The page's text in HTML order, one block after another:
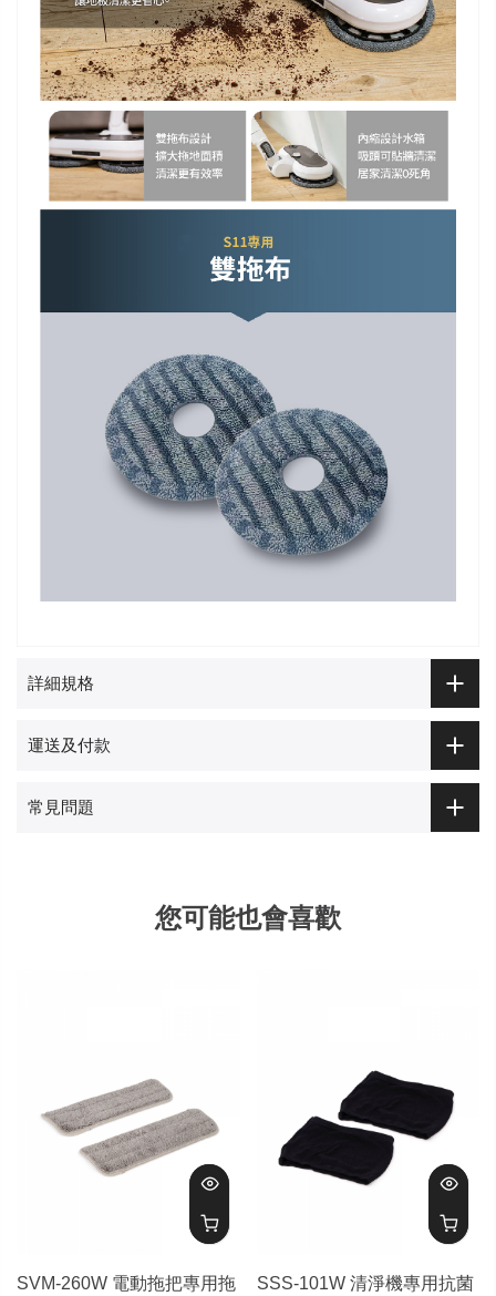
詳細規格
運送及付款
常見問題
您可能也會喜歡
SVM-260W 電動拖把專用拖
SSS-101W 清淨機專用抗菌